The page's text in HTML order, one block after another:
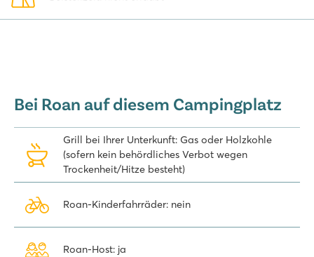
Bei Roan auf diesem Campingplatz
Grill bei Ihrer Unterkunft: Gas oder Holzkohle
(sofern kein behördliches Verbot wegen
Trockenheit/Hitze besteht)
Roan-Kinderfahrräder: nein
Roan-Host: ja